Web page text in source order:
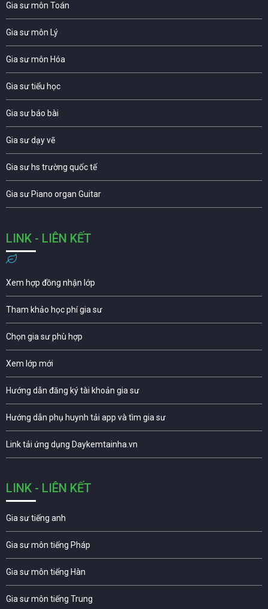
Gia sư môn Toán
Gia sư môn Lý
Gia sư môn Hóa
Gia sư tiểu học
Gia sư báo bài
Gia sư dạy vẽ
Gia sư hs trường quốc tế
Gia sư Piano organ Guitar
LINK - LIÊN KẾT
Xem hợp đồng nhận lớp
Tham khảo học phí gia sư
Chọn gia sư phù hợp
Xem lớp mới
Hướng dẫn đăng ký tài khoản gia sư
Hướng dẫn phụ huynh tải app và tìm gia sư
Link tải ứng dụng Daykemtainha.vn
LINK - LIÊN KẾT
Gia sư tiếng anh
Gia sư môn tiếng Pháp
Gia sư môn tiếng Hàn
Gia sư môn tiếng Trung